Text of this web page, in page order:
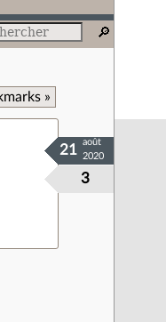
»
3
21
août
2020